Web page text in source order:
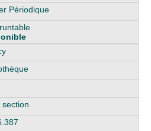
Périodique
section